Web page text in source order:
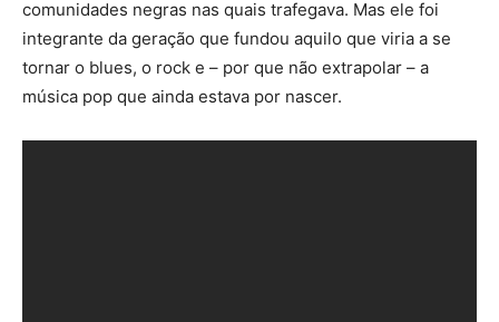
comunidades negras nas quais trafegava. Mas ele foi
integrante da geração que fundou aquilo que viria a se
tornar o blues, o rock e – por que não extrapolar – a
música pop que ainda estava por nascer.